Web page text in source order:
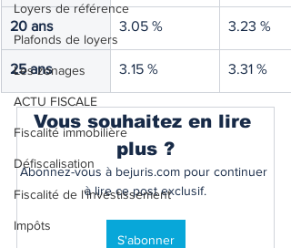
Loyers de référence
Plafonds de loyers
Les zonages
ACTU FISCALE
Fiscalité immobilière
Défiscalisation
Fiscalité de l'investissement
Impôts
20 ans 3.05 % 3.23 %
25 ans 3.15 % 3.31 %
Vous souhaitez en lire
plus ?
Abonnez-vous à bejuris.com pour continuer
à lire ce post exclusif.
S'abonner